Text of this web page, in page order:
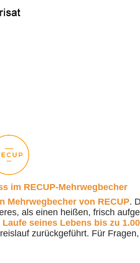
im RECUP-Mehrwegbecher
Mehrwegbecher von RECUP.
als einen heißen, frisch
Laufe seines Lebens bis zu
zurückgeführt. Für